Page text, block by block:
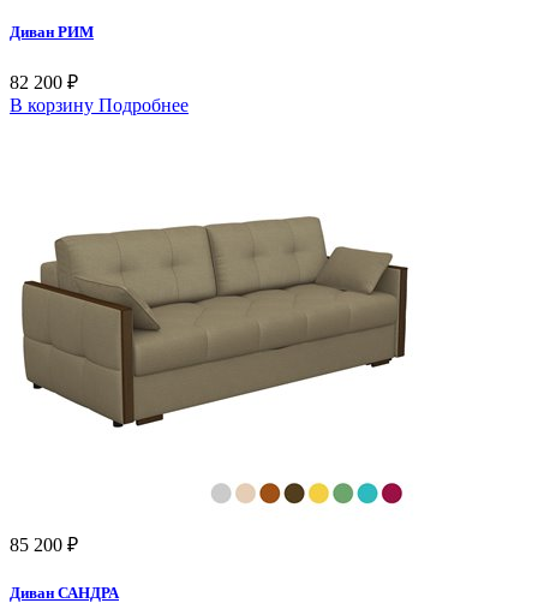
Диван РИМ
82 200 ₽
В корзину Подробнее
85 200 ₽
Диван САНДРА